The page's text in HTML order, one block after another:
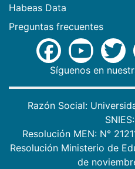
Habeas Data
Preguntas frecuentes
Síguenos en
Razón Social:
Resolución MEN: N°
Resolución Ministerio de
de